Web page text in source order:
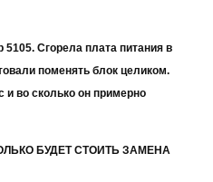
Сгорела плата питания в
поменять блок целиком.
и во сколько он примерно
БУДЕТ СТОИТЬ ЗАМЕНА